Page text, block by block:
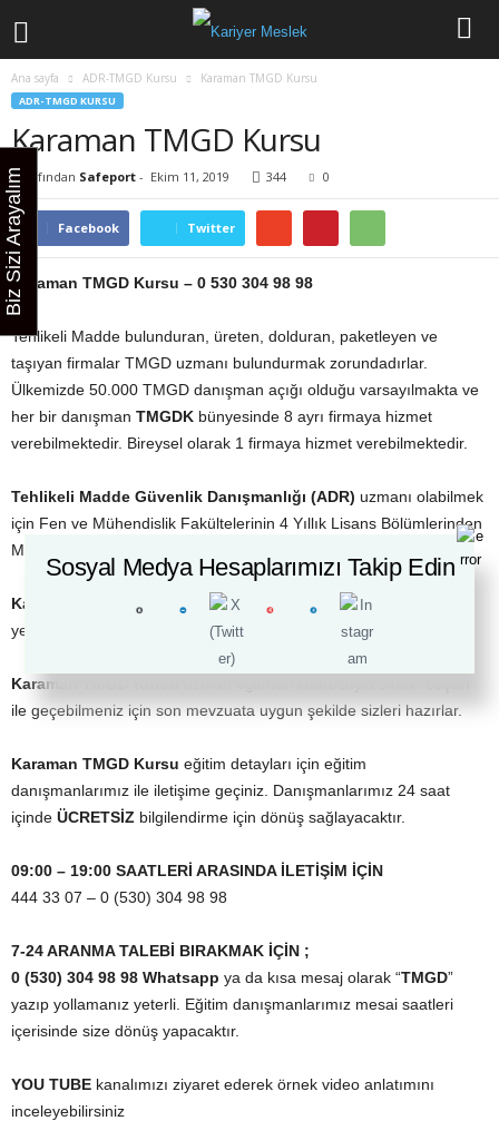
Ana sayfa ADR-TMGD Kursu Karaman TMGD Kursu
ADR-TMGD KURSU
Karaman TMGD Kursu
Tarafından Safeport - Ekim 11, 2019 344 0
Facebook Twitter
Karaman TMGD Kursu – 0 530 304 98 98
Tehlikeli Madde bulunduran, üreten, dolduran, paketleyen ve
taşıyan firmalar TMGD uzmanı bulundurmak zorundadırlar.
Ülkemizde 50.000 TMGD danışman açığı olduğu varsayılmakta ve
her bir danışman TMGDK bünyesinde 8 ayrı firmaya hizmet
verebilmektedir. Bireysel olarak 1 firmaya hizmet verebilmektedir.
Tehlikeli Madde Güvenlik Danışmanlığı (ADR) uzmanı olabilmek
için Fen ve Mühendislik Fakültelerinin 4 Yıllık Lisans Bölümlerinden
Mezun olmak gerekmektedir.
Karaman TMGD Kursu sayesinde meslek ile ilgili profesyonel
yetkinlikleri kazanacaksınız
Karaman TMGD Kursu
ile geçebilmeniz için son mevzuata uygun şekilde sizleri hazırlar.
Karaman TMGD Kursu eğitim detayları için eğitim
danışmanlarımız ile iletişime geçiniz. Danışmanlarımız 24 saat
içinde ÜCRETSİZ bilgilendirme için dönüş sağlayacaktır.
09:00 – 19:00 SAATLERİ ARASINDA İLETİŞİM İÇİN
444 33 07 – 0 (530) 304 98 98
7-24 ARANMA TALEBİ BIRAKMAK İÇİN ;
0 (530) 304 98 98 Whatsapp ya da kısa mesaj olarak “TMGD”
yazıp yollamanız yeterli. Eğitim danışmanlarımız mesai saatleri
içerisinde size dönüş yapacaktır.
YOU TUBE kanalımızı ziyaret ederek örnek video anlatımını
inceleyebilirsiniz
Sosyal Medya Hesaplarımızı Takip Edin
Biz Sizi Arayalım